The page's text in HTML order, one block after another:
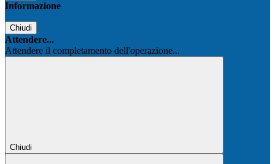
Informazione
Chiudi
Attendere...
Attendere il completamento dell'operazione...
Chiudi